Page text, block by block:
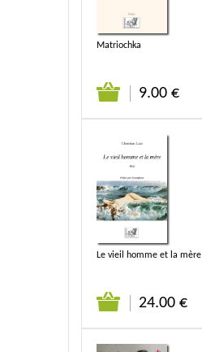
Matriochka
9.00 €
Le vieil homme et la mère
24.00 €